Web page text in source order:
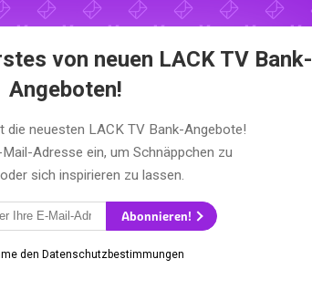
von neuen LACK TV Bank-
Angeboten!
die neuesten LACK TV Bank-Angebote!
Adresse ein, um Schnäppchen zu
sich inspirieren zu lassen.
Abonnieren!
den Datenschutzbestimmungen